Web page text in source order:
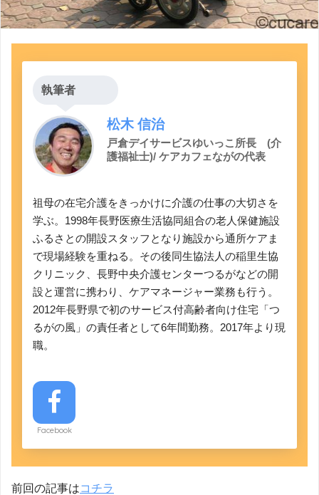
執筆者
松木 信治
戸倉デイサービスゆいっこ所長 (介
護福祉士)/ ケアカフェながの代表
祖母の在宅介護をきっかけに介護の仕事の大切さを
学ぶ。1998年長野医療生活協同組合の老人保健施設
ふるさとの開設スタッフとなり施設から通所ケアま
で現場経験を重ねる。その後同生協法人の稲里生協
クリニック、長野中央介護センターつるがなどの開
設と運営に携わり、ケアマネージャー業務も行う。
2012年長野県で初のサービス付高齢者向け住宅「つ
るがの風」の責任者として6年間勤務。2017年より現
職。
Facebook
前回の記事はコチラ